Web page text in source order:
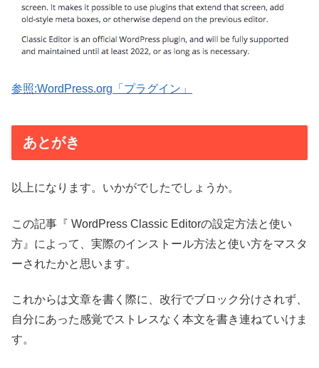
参照:WordPress.org「プラグイン」
あとがき
以上になります。いかがでしたでしょうか。
この記事『 WordPress Classic Editorの設定方法と使い
方』によって、実際のインストール方法と使い方をマスタ
ーされたかと思います。
これからは文章を書く際に、改行でブロック分けされず、
自分にあった感覚でストレスなく本文を書き連ねていけま
す。